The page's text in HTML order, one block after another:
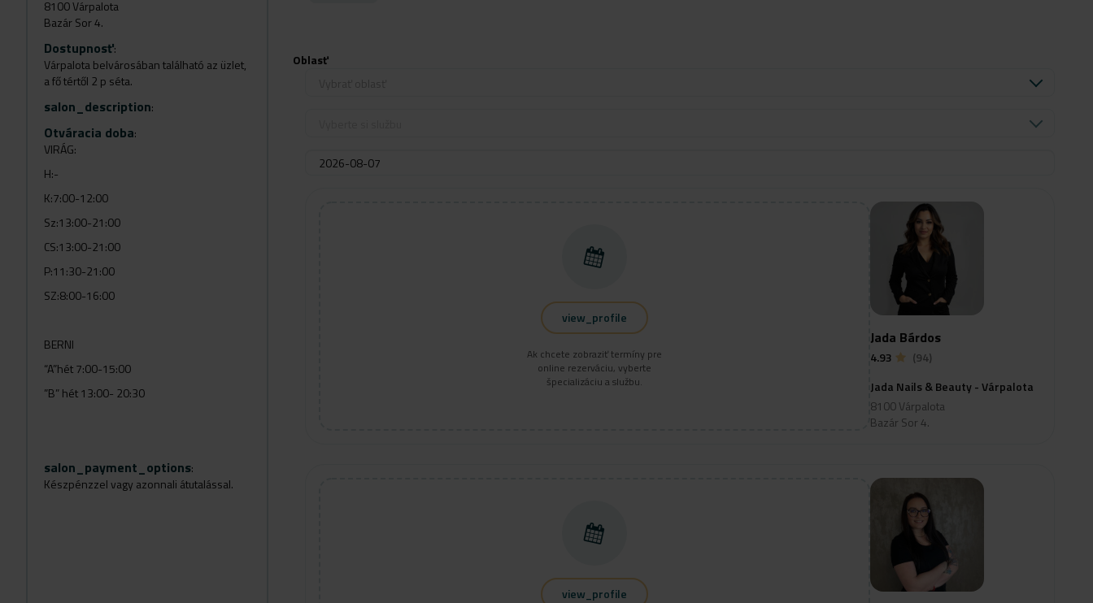
8100 Várpalota
Bazár Sor 4.
Dostupnosť:
Várpalota belvárosában található az üzlet,
a fő tértől 2 p séta.
salon_description:
Otváracia doba:
VIRÁG:
H:-
K:7:00-12:00
Sz:13:00-21:00
CS:13:00-21:00
P:11:30-21:00
SZ:8:00-16:00
BERNI
“A”hét 7:00-15:00
”B” hét 13:00- 20:30
salon_payment_options:
Készpénzzel vagy azonnali átutalással.
Oblasť
view_profile
Ak chcete zobraziť termíny pre
online rezerváciu, vyberte
špecializáciu a službu.
Jada Bárdos
4.93
(94)
Jada Nails & Beauty - Várpalota
8100 Várpalota
Bazár Sor 4.
view_profile